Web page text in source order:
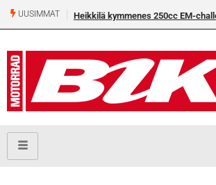
UUSIMMAT
Heikkilä kymmenes 250cc EM-challengessä